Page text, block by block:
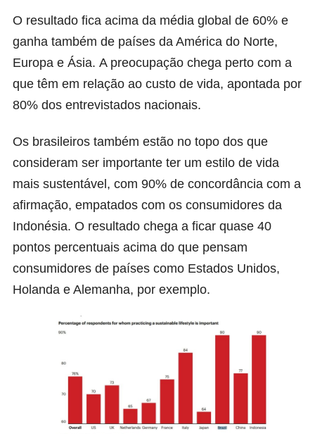
O resultado fica acima da média global de 60% e
ganha também de países da América do Norte,
Europa e Ásia. A preocupação chega perto com a
que têm em relação ao custo de vida, apontada por
80% dos entrevistados nacionais.
Os brasileiros também estão no topo dos que
consideram ser importante ter um estilo de vida
mais sustentável, com 90% de concordância com a
afirmação, empatados com os consumidores da
Indonésia. O resultado chega a ficar quase 40
pontos percentuais acima do que pensam
consumidores de países como Estados Unidos,
Holanda e Alemanha, por exemplo.